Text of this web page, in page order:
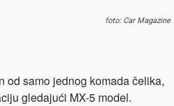
foto: Car Magazine
od samo jednog komada čelika,
gledajući MX-5 model.